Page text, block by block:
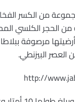
من الكسر
الحجر الكلسي
مرصوفة
البيزنطي.